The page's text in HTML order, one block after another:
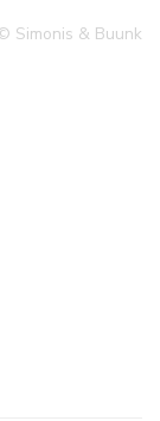
Simonis & Buunk